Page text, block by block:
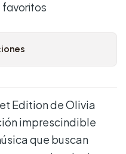
favoritos
Edition de Olivia
imprescindible
que buscan